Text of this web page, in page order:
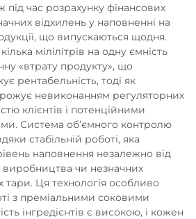
час розрахунку фінансових
відхилень у наповненні на
що випускаються щодня.
мілілітрів на одну ємність
«втрату продукту», що
рентабельність, тоді як
невиконанням регуляторних
клієнтів і потенційними
Система об’ємного контролю
стабільній роботі, яка
наповнення незалежно від
чи незначних
тари. Ця технологія особливо
з преміальними соковими
інгредієнтів є високою, і кожен